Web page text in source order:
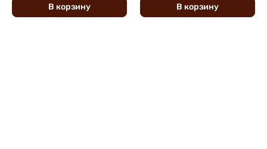
В корзину В корзину